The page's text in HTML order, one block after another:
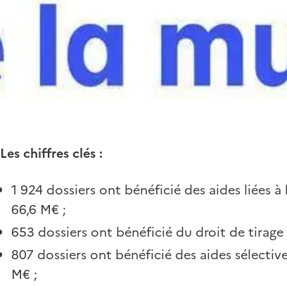
Les chiffres clés :
1 924 dossiers ont bénéficié des aides liées
66,6 M€ ;
653 dossiers ont bénéficié du droit de
807 dossiers ont bénéficié des aides
M€ ;